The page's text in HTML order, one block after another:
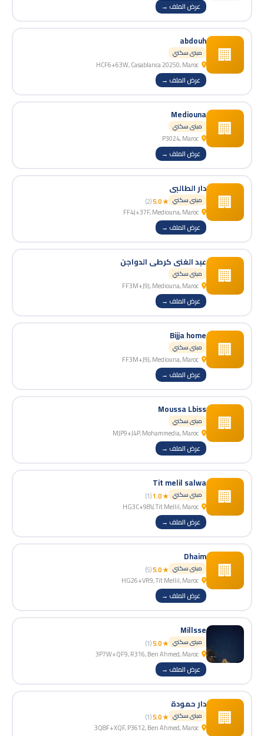
عرض الملف →
🏢
abdouh
مبنى سكني
عرض الملف →
🏢
Mediouna
مبنى سكني
عرض الملف →
🏢 دار الطالبي
مبنى سكني ★ 5.0
(2)
عرض الملف →
🏢 عبد الغني كرطي الدواجن
مبنى سكني
عرض الملف →
🏢
Bijja home
مبنى سكني
عرض الملف →
🏢
Moussa Lbiss
مبنى سكني
عرض الملف →
🏢
Tit melil salwa
مبنى سكني ★ 1.0
(1)
عرض الملف →
🏢
Dhaim
مبنى سكني ★ 5.0
(5)
عرض الملف →
Millsse
مبنى سكني ★ 5.0
(1)
عرض الملف →
🏢 دار حمودة
مبنى سكني ★ 5.0
(1)